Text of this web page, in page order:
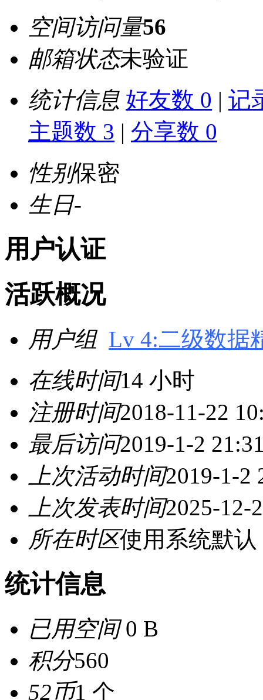
空间访问量56
邮箱状态未验证
统计信息 好友数 0 | 记
主题数 3 | 分享数 0
性别保密
生日-
用户认证
活跃概况
用户组 Lv 4:二级数据
在线时间14 小时
注册时间2018-11-22
最后访问2019-1-2
上次活动时间2019-1-2
上次发表时间2025-12-
所在时区使用系统默认
统计信息
已用空间0 B
积分560
52币1 个